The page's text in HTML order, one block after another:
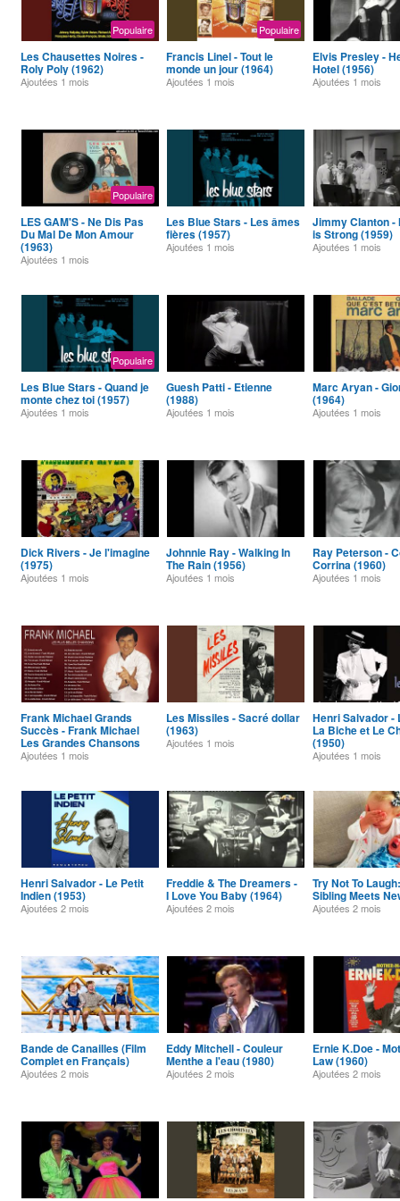
Populaire
Les Chausettes Noires -
Roly Poly (1962)
Ajoutées 1 mois
Populaire
Francis Linel - Tout le
monde un jour (1964)
Ajoutées 1 mois
Elvis Presley -
Hotel (1956)
Ajoutées 1 mois
Populaire
LES GAM'S - Ne Dis Pas
Du Mal De Mon Amour
(1963)
Ajoutées 1 mois
Les Blue Stars - Les âmes
fières (1957)
Ajoutées 1 mois
Jimmy Clanton -
is Strong (1959)
Ajoutées 1 mois
Populaire
Les Blue Stars - Quand je
monte chez toi (1957)
Ajoutées 1 mois
Guesh Patti - Etienne
(1988)
Ajoutées 1 mois
Marc Aryan -
(1964)
Ajoutées 1 mois
Dick Rivers - Je l'imagine
(1975)
Ajoutées 1 mois
Johnnie Ray - Walking In
The Rain (1956)
Ajoutées 1 mois
Ray Peterson -
Corrina (1960)
Ajoutées 1 mois
Frank Michael Grands
Succès - Frank Michael
Les Grandes Chansons
Ajoutées 1 mois
Les Missiles - Sacré dollar
(1963)
Ajoutées 1 mois
Henri Salvador -
La Biche et Le
(1950)
Ajoutées 1 mois
Henri Salvador - Le Petit
Indien (1953)
Ajoutées 2 mois
Freddie & The Dreamers -
I Love You Baby (1964)
Ajoutées2 mois
Try Not To
Sibling Meets
Ajoutées 2 mois
Bande de Canailles (Film
Complet en Français)
Ajoutées 2 mois
Eddy Mitchell - Couleur
Menthe a l'eau (1980)
Ajoutées2 mois
Ernie K.Doe -
Law (1960)
Ajoutées 2 mois